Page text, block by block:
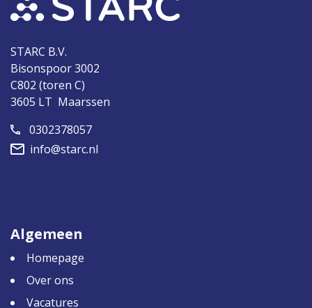
STARC B.V.
Bisonspoor 3002
C802 (toren C)
3605 LT Maarssen
0302378057
info@starc.nl
Algemeen
Homepage
Over ons
Vacatures